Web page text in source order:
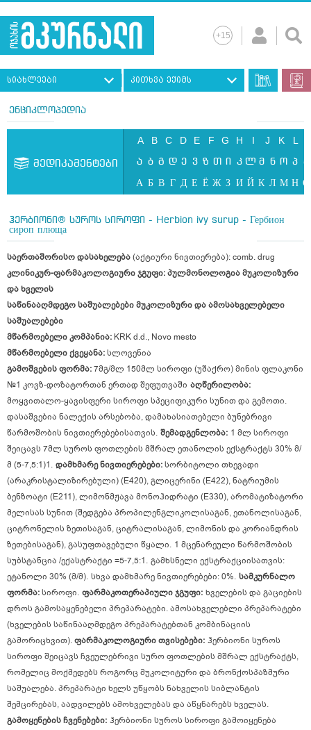
სიახლეები კითხვა ექიმს
ენციკლოპედია
მედიკამენტები
A B C D E F G H I J K L
ა ბ გ დ ე ვ ზ თ ი კ ლ მ ნ ო პ ჟ
А Б В Г Д Е Ё Ж З И Й К Л М Н О
ჰერბიონი® სუროს სიროფი - Herbion ivy surup - Гербион
сироп плюща
საერთაშორისო დასახელება(აქტიური ნივთიერება): comb. drug
კლინიკურ-ფარმაკოლოგიური ჯგუფი:პულმონოლოგია მუკოლიზური
და ხველის
საწინააღმდეგო საშუალებები მუკოლიზური და ამოსახველებელი
საშუალებები
მწარმოებელი კომპანია:KRK d.d., Novo mesto
მწარმოებელი ქვეყანა:სლოვენია
გამოშვების ფორმა:7მგ/მლ 150მლ სიროფი (უშაქრო) მინის ფლაკონი
№1 კოვზ-დოზატორთან ერთად შეფუთვაში აღწერილობა:
მოყვითალო-ყავისფერი სიროფი სპეციფიკური სუნით და გემოთი.
დასაშვებია ნალექის არსებობა, დამახასიათებელი ბუნებრივი
წარმოშობის ნივთიერებებისათვის. შემადგენლობა: 1 მლ სიროფი
შეიცავს 7მლ სუროს ფოთლების მშრალ ეთანოლის ექსტრაქტს 30% მ/
მ (5-7,5:1)1. დამხმარე ნივთიერებები:სორბიტოლი თხევადი
(არაკრისტალიზირებული) (E420), გლიცერინი (E422), ნატრიუმის
ბენზოატი (E211), ლიმონმჟავა მონოჰიდრატი (E330), არომატიზატორი
მელისას სუნით (შედგება პროპილენგლიკოლისაგან, ეთანოლისაგან,
ციტრონელის ზეთისაგან, ციტრალისაგან, ლიმონის და კორიანდრის
ზეთებისაგან), გასუფთავებული წყალი. 1 მცენარეული წარმოშობის
სუბსტანცია /ექასტრაქტი =5-7,5:1. გამხსნელი ექსტრაქციისათვის:
ეტანოლი 30% (მ/მ). სხვა დამხმარე ნივთიერებები: 0%. სამკურნალო
ფორმა:სიროფი. ფარმაკოთერაპიული ჯგუფი: ხველების და გაციების
დროს გამოსაყენებელი პრეპარატები.ამოსახველებლი პრეპარატები
(ხველების საწინააღმდეგო პრეპარატებთან კომბინაციის
გამორიცხვით).ფარმაკოლოგიური თვისებები: ჰერბიონი სუროს
სიროფი შეიცავს ჩვეულებრივი სურო ფოთლების მშრალ ექსტრაქტს,
რომელიც მოქმედებს როგორც მუკოლიტური და ბრონქოსპაზმური
საშუალება.პრეპარატი ხელს უწყობს ნახველის სიბლანტის
შემცირებას, აადვილებს ამოხველებას და აწყნარებს ხველას.
გამოყენების ჩვენებები: ჰერბიონი სუროს სიროფი გამოიყენება